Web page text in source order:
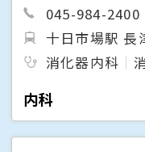
045-984-2400
十日市場駅 長
消化器内科
内科